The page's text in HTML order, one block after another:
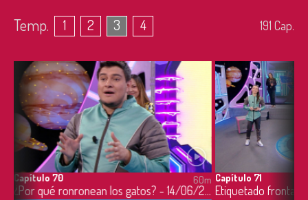
Temp. 1 2 3 4 191 Cap.
Capítulo 70
¿Por qué ronronean los gatos? - 14/06/2022
60m Capítulo 71